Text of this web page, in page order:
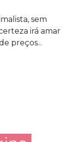
sem
irá amar
preços...